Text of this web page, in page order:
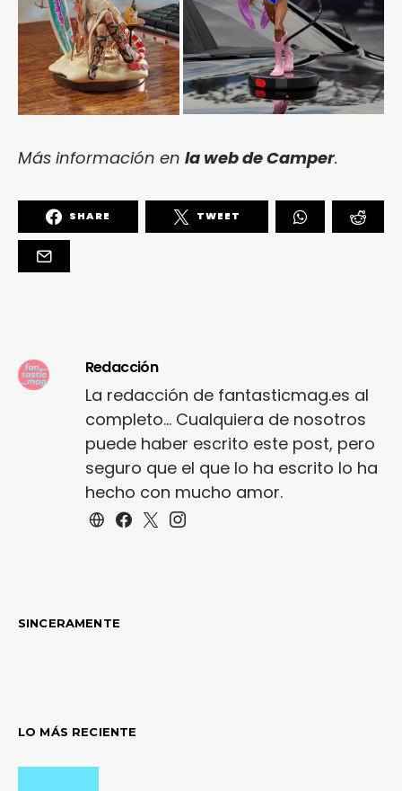
Más información en la web de Camper.
SHARE TWEET
Redacción
La redacción de fantasticmag.es al
completo... Cualquiera de nosotros
puede haber escrito este post, pero
seguro que el que lo ha escrito lo ha
hecho con mucho amor.
SINCERAMENTE
LO MÁS RECIENTE